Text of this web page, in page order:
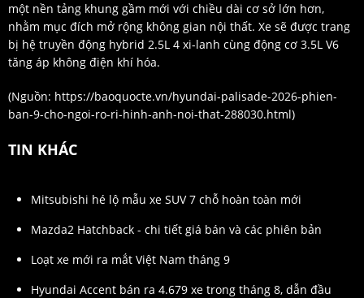
một nền tảng khung gầm mới với chiều dài cơ sở lớn hơn,
nhằm mục đích mở rộng không gian nội thất. Xe sẽ được trang
bị hệ truyền động hybrid 2.5L 4 xi-lanh cùng động cơ 3.5L V6
tăng áp không điện khí hóa.
(Nguồn: https://baoquocte.vn/hyundai-palisade-2026-phien-
ban-9-cho-ngoi-ro-ri-hinh-anh-noi-that-288030.html)
TIN KHÁC
Mitsubishi hé lộ mẫu xe SUV 7 chỗ hoàn toàn mới
Mazda2 Hatchback - chi tiết giá bán và các phiên bản
Loạt xe mới ra mắt Việt Nam tháng 9
Hyundai Accent bán ra 4.679 xe trong tháng 8, dẫn đầu